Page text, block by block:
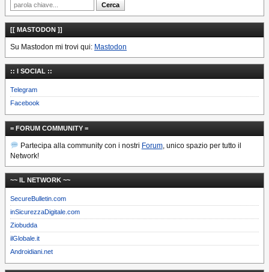
[[ MASTODON ]]
Su Mastodon mi trovi qui: Mastodon
:: I SOCIAL ::
Telegram
Facebook
= FORUM COMMUNITY =
Partecipa alla community con i nostri Forum, unico spazio per tutto il
Network!
~~ IL NETWORK ~~
SecureBulletin.com
inSicurezzaDigitale.com
Ziobudda
ilGlobale.it
Androidiani.net